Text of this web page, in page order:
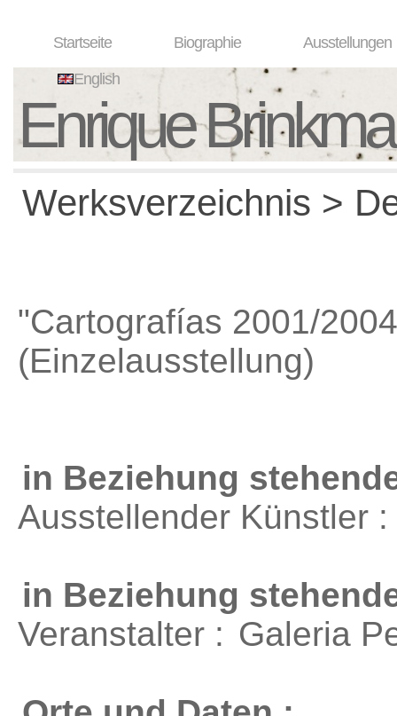
Startseite Biographie Ausstellungen
English
Enrique
Werksverzeichnis >
"Cartografías 2001/
(Einzelausstellung)
in Beziehung
Ausstellender Künstler
in Beziehung
Veranstalter : Galeria